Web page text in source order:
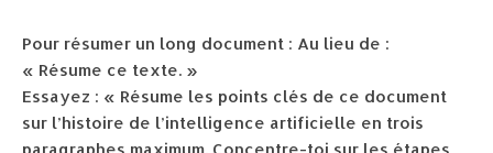
Pour résumer un long document : Au lieu de :
« Résume ce texte. »
Essayez : « Résume les points clés de ce document
sur l’histoire de l’intelligence artificielle en trois